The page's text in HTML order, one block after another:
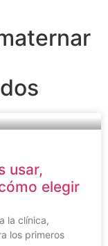
usar,
elegir
la clínica,
los primeros